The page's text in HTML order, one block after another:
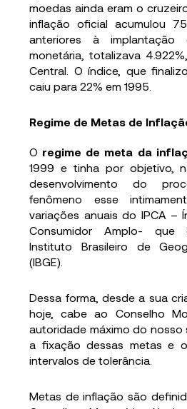
moedas ainda eram o
inflação oficial acumulou
anteriores à
monetária, totalizava
Central. O índice, que
caiu para 22% em 1995.
Regime de Metas de
O regime de meta da
1999 e tinha por objetivo,
desenvolvimento do
fenômeno esse
variações anuais do IPCA –
Consumidor Amplo-
Instituto Brasileiro de
(IBGE).
Dessa forma, desde a sua
hoje, cabe ao Conselho
autoridade máximo do nosso
a fixação dessas metas e
intervalos de tolerância.
Metas de inflação são